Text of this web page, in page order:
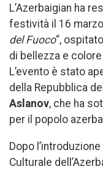
L’Azerbaigian ha
festività il 16
del Fuoco“,
di bellezza e
L’evento è stato
della Repubblica
Aslanov, che ha
per il popolo
Dopo
Culturale